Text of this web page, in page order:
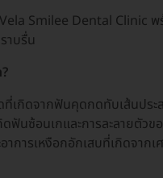
Smilee Dental Clinic
าบรื่น
เกิดจากฟันคุดกดทับเส้นประ
ฟันซ้อนเกและการละลายตัวข
าการเหงือกอักเสบที่เกิดจาก